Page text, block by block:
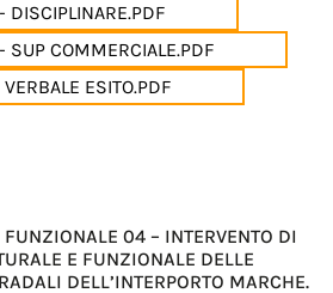
DISCIPLINARE.PDF
SUP COMMERCIALE.PDF
VERBALE ESITO.PDF
04 – INTERVENTO DI
E FUNZIONALE DELLE
DELL’INTERPORTO MARCHE.